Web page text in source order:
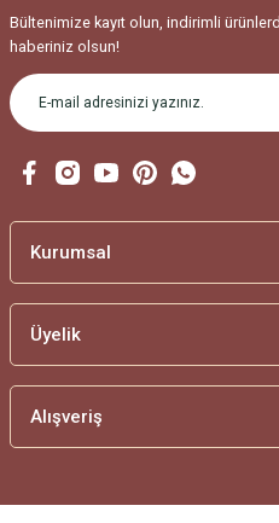
Bültenimize kayıt olun, indirimli
haberiniz olsun!
Kurumsal
Üyelik
Alışveriş